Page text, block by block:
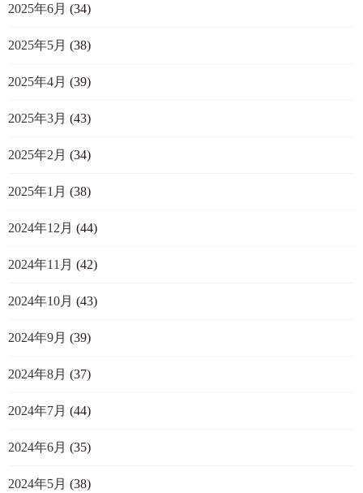
2025年6月 (34)
2025年5月 (38)
2025年4月 (39)
2025年3月 (43)
2025年2月 (34)
2025年1月 (38)
2024年12月 (44)
2024年11月 (42)
2024年10月 (43)
2024年9月 (39)
2024年8月 (37)
2024年7月 (44)
2024年6月 (35)
2024年5月 (38)